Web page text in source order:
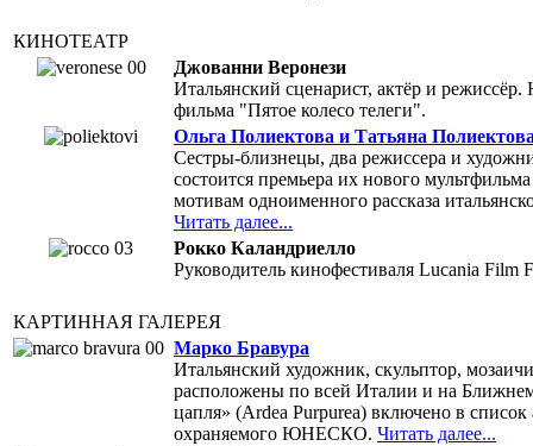
КИНОТЕАТР
Джованни Веронези
Итальянский сценарист, актёр и режиссёр.
фильма "Пятое колесо телеги".
Ольга Полиектова и Татьяна
Cестры-близнецы, два режиссера и
состоится премьера их нового
мотивам одноименного рассказа
Читать далее...
Рокко Каландриелло
Руководитель кинофестиваля Lucania Film
КАРТИННАЯ ГАЛЕРЕЯ
Марко Бравура
Итальянский художник, скульптор,
расположены по всей Италии и на
цапля» (Ardea Purpurea) включено в список
охраняемого ЮНЕСКО. Читать далее...